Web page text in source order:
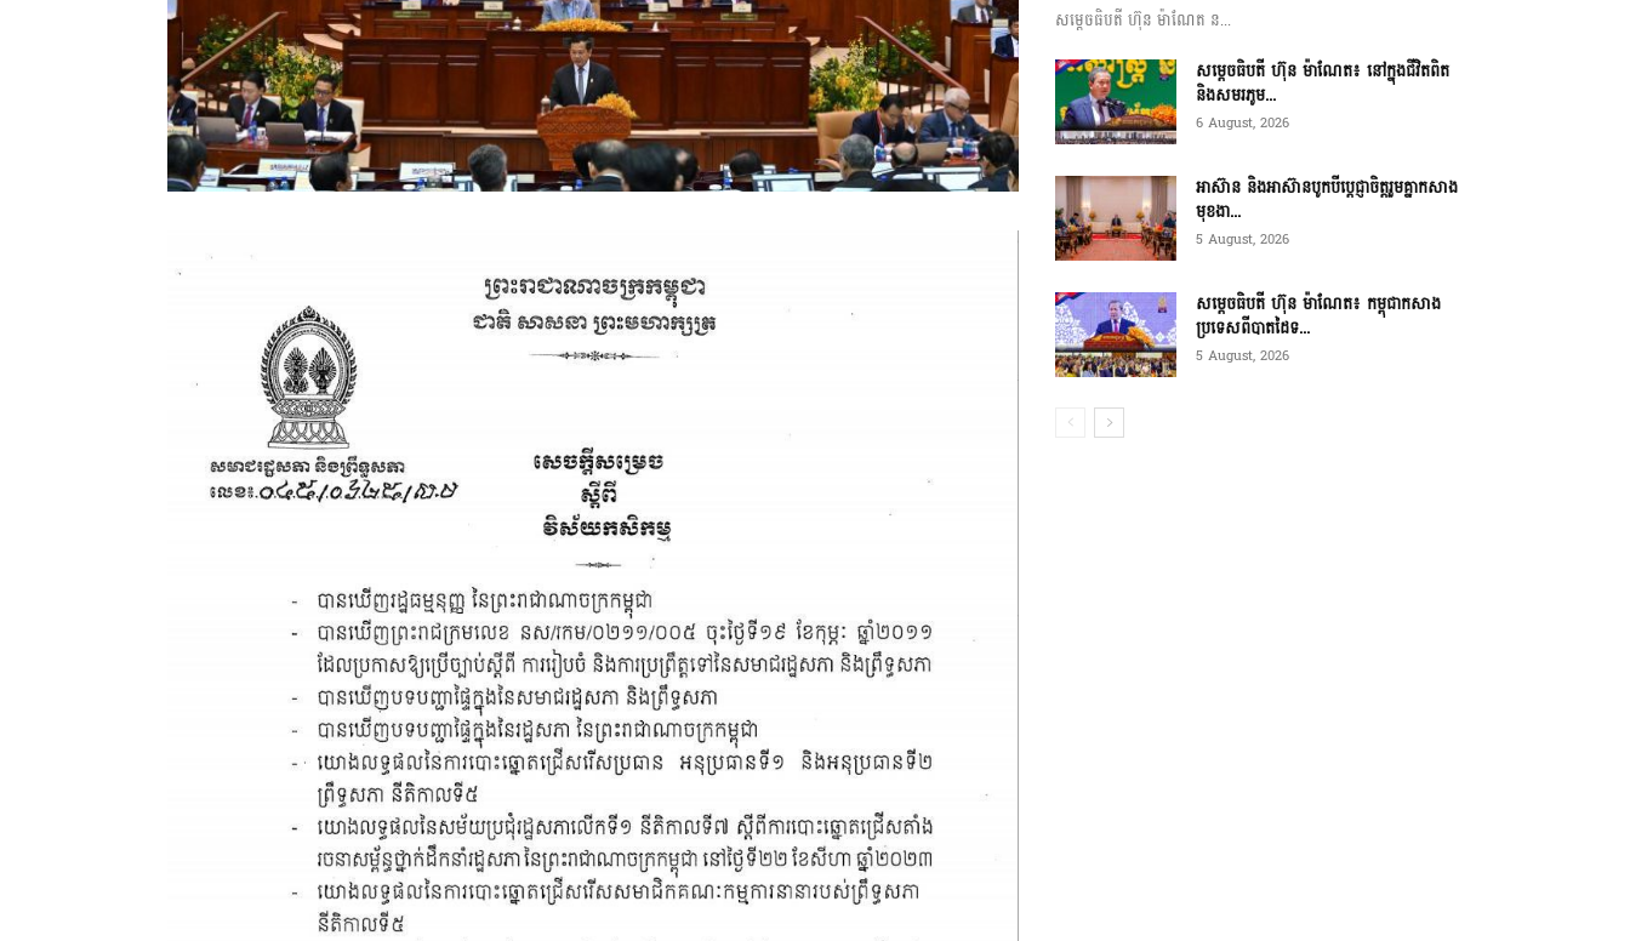
ព័ត៌មាន​
និង
សម្តេចធិបតី ហ៊ុន ម៉ាណែត ន...
សម្តេចធិបតី ហ៊ុន ម៉ាណែត៖ នៅក្នុងជីវិតពិត
និងសមរភូម...
6 August, 2026
អាស៊ាន និងអាស៊ានបូកបីប្តេជ្ញាចិត្តរួមគ្នាកសាង
មុខងា...
5 August, 2026
សម្ដេចធិបតី ហ៊ុន ម៉ាណែត៖ កម្ពុជាកសាង
ប្រទេសពីបាតដៃទ...
5 August, 2026